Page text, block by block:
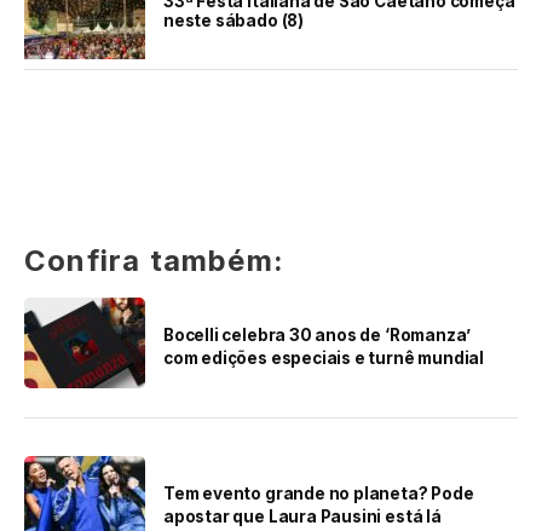
neste sábado (8)
Confira também:
Bocelli celebra 30 anos de ‘Romanza’
com edições especiais e turnê mundial
Tem evento grande no planeta? Pode
apostar que Laura Pausini está lá